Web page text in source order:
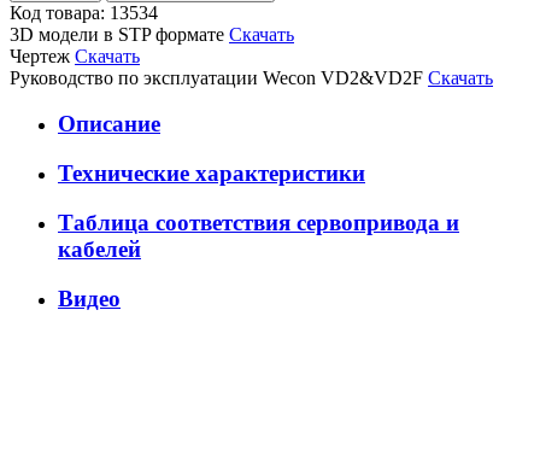
Код товара: 13534
3D модели в STP формате Скачать
Чертеж Скачать
Руководство по эксплуатации Wecon VD2&VD2F Скачать
Описание
Технические характеристики
Таблица соответствия сервопривода и
кабелей
Видео